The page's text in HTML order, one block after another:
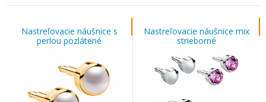
Nastreľovacie náušnice s
perlou pozlátené
Nastreľovacie náušnice mix
strieborné